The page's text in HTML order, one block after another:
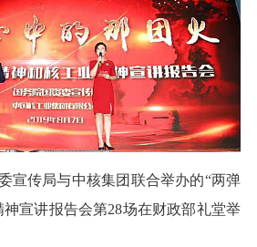
宣传局与中核集团联合举办的“两弹
宣讲报告会第28场在财政部礼堂举